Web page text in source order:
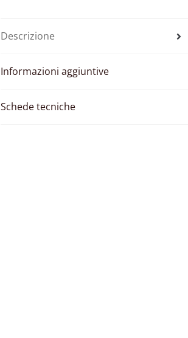
Descrizione
Informazioni aggiuntive
Schede tecniche